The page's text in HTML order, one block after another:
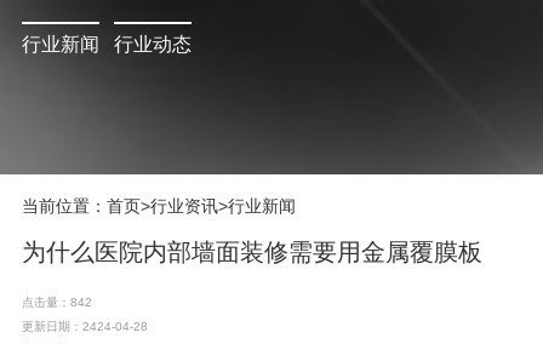
行业新闻 行业动态
当前位置： 首页 >行业资讯>行业新闻
为什么医院内部墙面装修需要用金属覆膜板
点击量：842
更新日期：2424-04-28